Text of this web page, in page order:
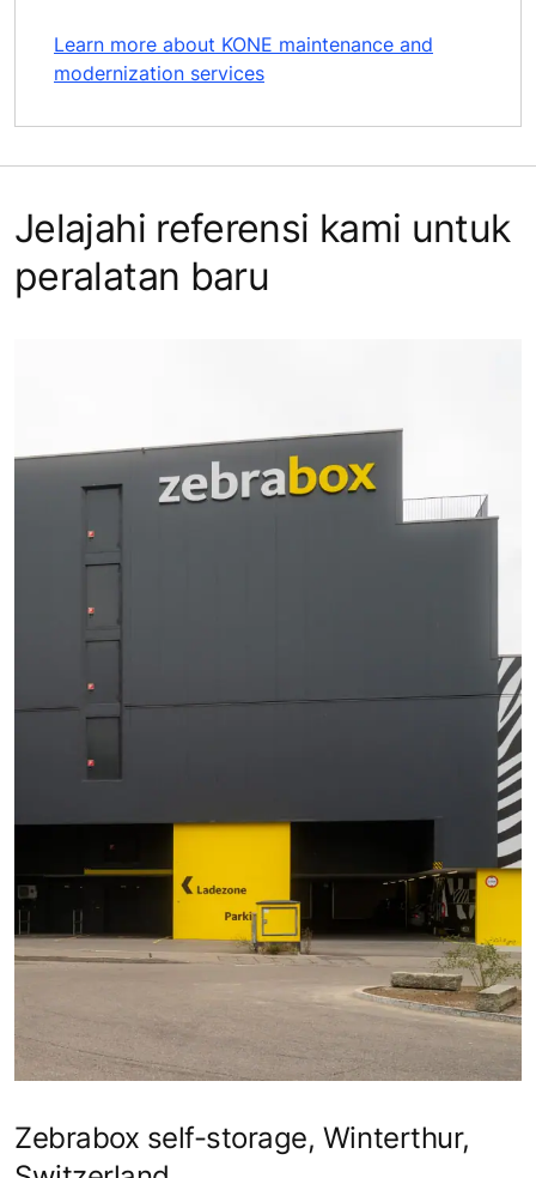
Learn more about KONE maintenance and
modernization services
Jelajahi referensi kami untuk
peralatan baru
Zebrabox self-storage, Winterthur,